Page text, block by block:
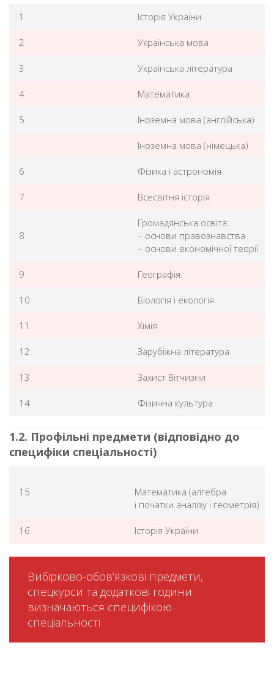
1 Історія України
2 Українська мова
3 Українська література
4 Математика
5 Іноземна мова (англійська)
Іноземна мова (німецька)
6 Фізика і астрономія
7 Всесвітня історія
8
Громадянська освіта:
– основи правознавства
– основи економічної теорії
9 Географія
10 Біологія і екологія
11 Хімія
12 Зарубіжна література
13 Захист Вітчизни
14 Фізична культура
1.2. Профільні предмети (відповідно до
специфіки спеціальності)
15
Математика (алгебра
і початки аналізу і геометрія)
16 Історія України
Вибірково-обов’язкові предмети,
спецкурси та додаткові години
визначаються специфікою
спеціальності